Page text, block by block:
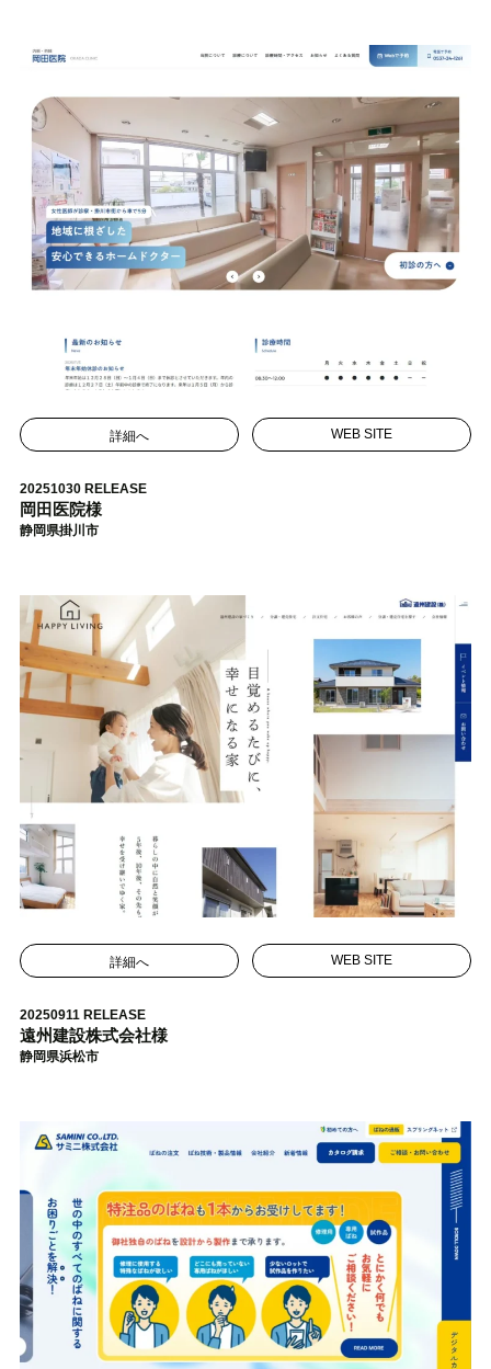
詳細へ WEB SITE
20251030 RELEASE
岡田医院様
静岡県掛川市
詳細へ WEB SITE
20250911 RELEASE
遠州建設株式会社様
静岡県浜松市